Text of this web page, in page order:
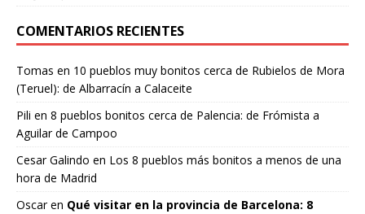
COMENTARIOS RECIENTES
Tomas en 10 pueblos muy bonitos cerca de Rubielos de Mora
(Teruel): de Albarracín a Calaceite
Pili en 8 pueblos bonitos cerca de Palencia: de Frómista a
Aguilar de Campoo
Cesar Galindo en Los 8 pueblos más bonitos a menos de una
hora de Madrid
Oscaren Qué visitar en la provincia de Barcelona: 8